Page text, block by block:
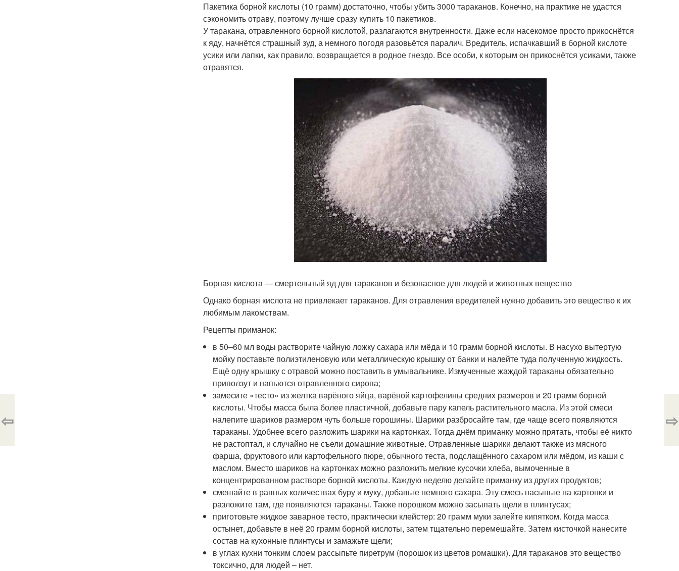
Пакетика борной кислоты (10 грамм) достаточно, чтобы убить 3000 тараканов. Конечно, на практике не удастся
сэкономить отраву, поэтому лучше сразу купить 10 пакетиков.
У таракана, отравленного борной кислотой, разлагаются внутренности. Даже если насекомое просто прикоснётся
к яду, начнётся страшный зуд, а немного погодя разовьётся паралич. Вредитель, испачкавший в борной кислоте
усики или лапки, как правило, возвращается в родное гнездо. Все особи, к которым он прикоснётся усиками, также
отравятся.
Борная кислота — смертельный яд для тараканов и безопасное для людей и животных вещество
Однако борная кислота не привлекает тараканов. Для отравления вредителей нужно добавить это вещество к их
любимым лакомствам.
Рецепты приманок:
в 50–60 мл воды растворите чайную ложку сахара или мёда и 10 грамм борной кислоты. В насухо вытертую
мойку поставьте полиэтиленовую или металлическую крышку от банки и налейте туда полученную жидкость.
Ещё одну крышку с отравой можно поставить в умывальнике. Измученные жаждой тараканы обязательно
приползут и напьются отравленного сиропа;
замесите «тесто» из желтка варёного яйца, варёной картофелины средних размеров и 20 грамм борной
кислоты. Чтобы масса была более пластичной, добавьте пару капель растительного масла. Из этой смеси
налепите шариков размером чуть больше горошины. Шарики разбросайте там, где чаще всего появляются
тараканы. Удобнее всего разложить шарики на картонках. Тогда днём приманку можно прятать, чтобы её никто
не растоптал, и случайно не съели домашние животные. Отравленные шарики делают также из мясного
фарша, фруктового или картофельного пюре, обычного теста, подслащённого сахаром или мёдом, из каши с
маслом. Вместо шариков на картонках можно разложить мелкие кусочки хлеба, вымоченные в
концентрированном растворе борной кислоты. Каждую неделю делайте приманку из других продуктов;
смешайте в равных количествах буру и муку, добавьте немного сахара. Эту смесь насыпьте на картонки и
разложите там, где появляются тараканы. Также порошком можно засыпать щели в плинтусах;
приготовьте жидкое заварное тесто, практически клейстер: 20 грамм муки залейте кипятком. Когда масса
остынет, добавьте в неё 20 грамм борной кислоты, затем тщательно перемешайте. Затем кисточкой нанесите
состав на кухонные плинтусы и замажьте щели;
в углах кухни тонким слоем рассыпьте пиретрум (порошок из цветов ромашки). Для тараканов это вещество
токсично, для людей – нет.
⇦ ⇨